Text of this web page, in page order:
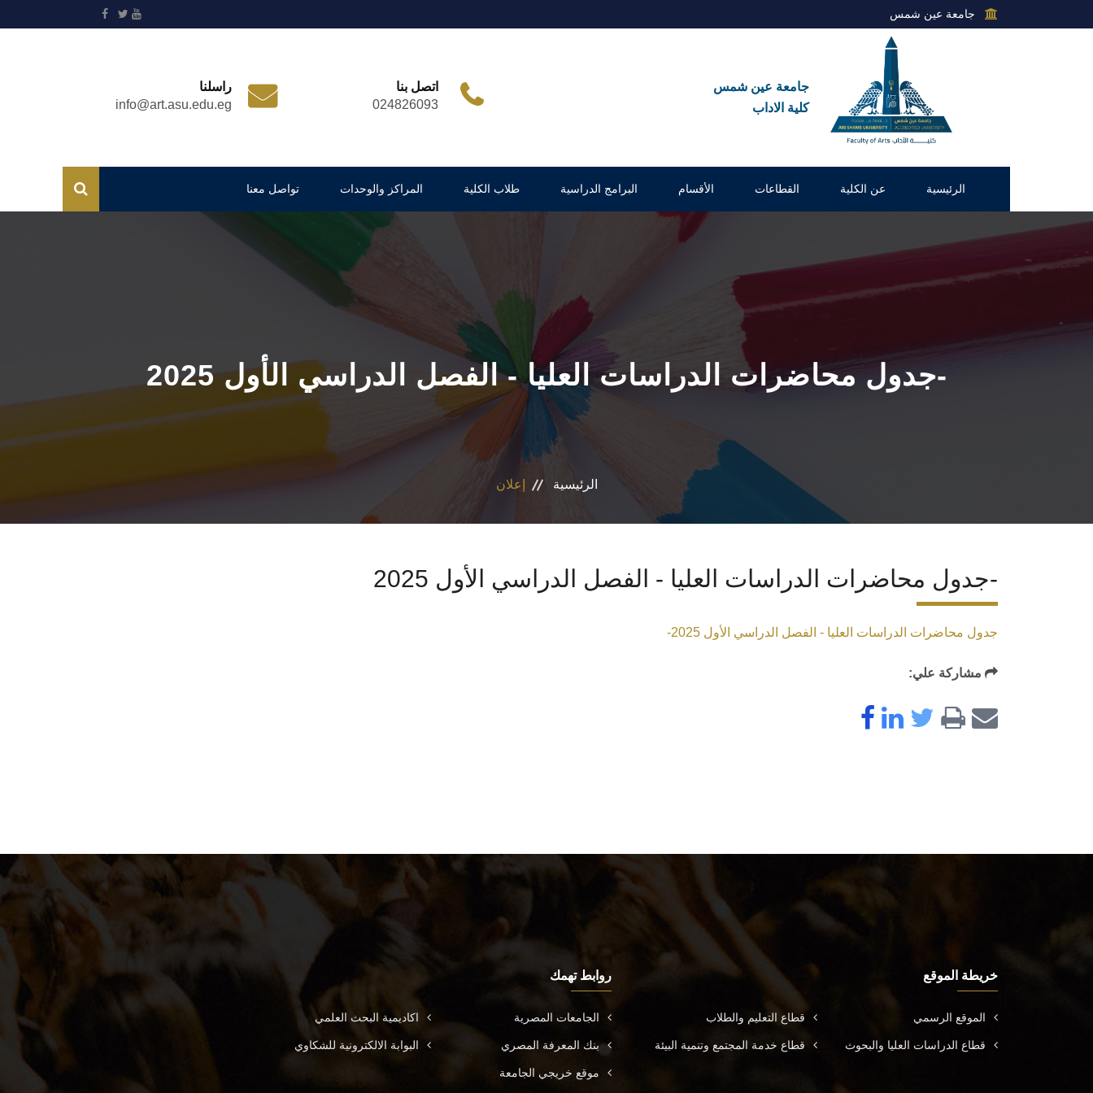
جامعة عين شمس
جامعة عين شمس
كلية الاداب
اتصل بنا
024826093
راسلنا
info@art.asu.edu.eg
الرئيسية عن الكلية القطاعات الأقسام البرامج الدراسية طلاب الكلية المراكز والوحدات تواصل معنا
جدول محاضرات الدراسات العليا - الفصل الدراسي الأول 2025-
الرئيسية إعلان
جدول محاضرات الدراسات العليا - الفصل الدراسي الأول 2025-
جدول محاضرات الدراسات العليا - الفصل الدراسي الأول 2025-
مشاركة علي:
خريطة الموقع
الموقع الرسمي قطاع التعليم والطلاب
قطاع الدراسات العليا والبحوث قطاع خدمة المجتمع وتنمية البيئة
روابط تهمك
الجامعات المصرية اكاديمية البحث العلمي
بنك المعرفة المصري البوابة الالكترونية للشكاوي
موقع خريجي الجامعة